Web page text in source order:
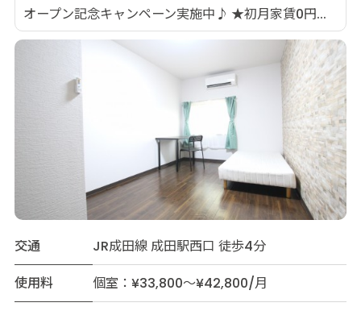
オープン記念キャンペーン実施中♪ ★初月家賃0円...
交通
JR成田線 成田駅西口 徒歩4分
使用料
個室：¥33,800～¥42,800/月